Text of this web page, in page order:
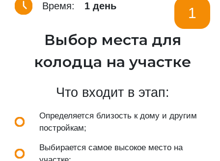
Время: 1 день 1
Выбор места для
колодца на участке
Что входит в этап:
Определяется близость к дому и другим
постройкам;
Выбирается самое высокое место на